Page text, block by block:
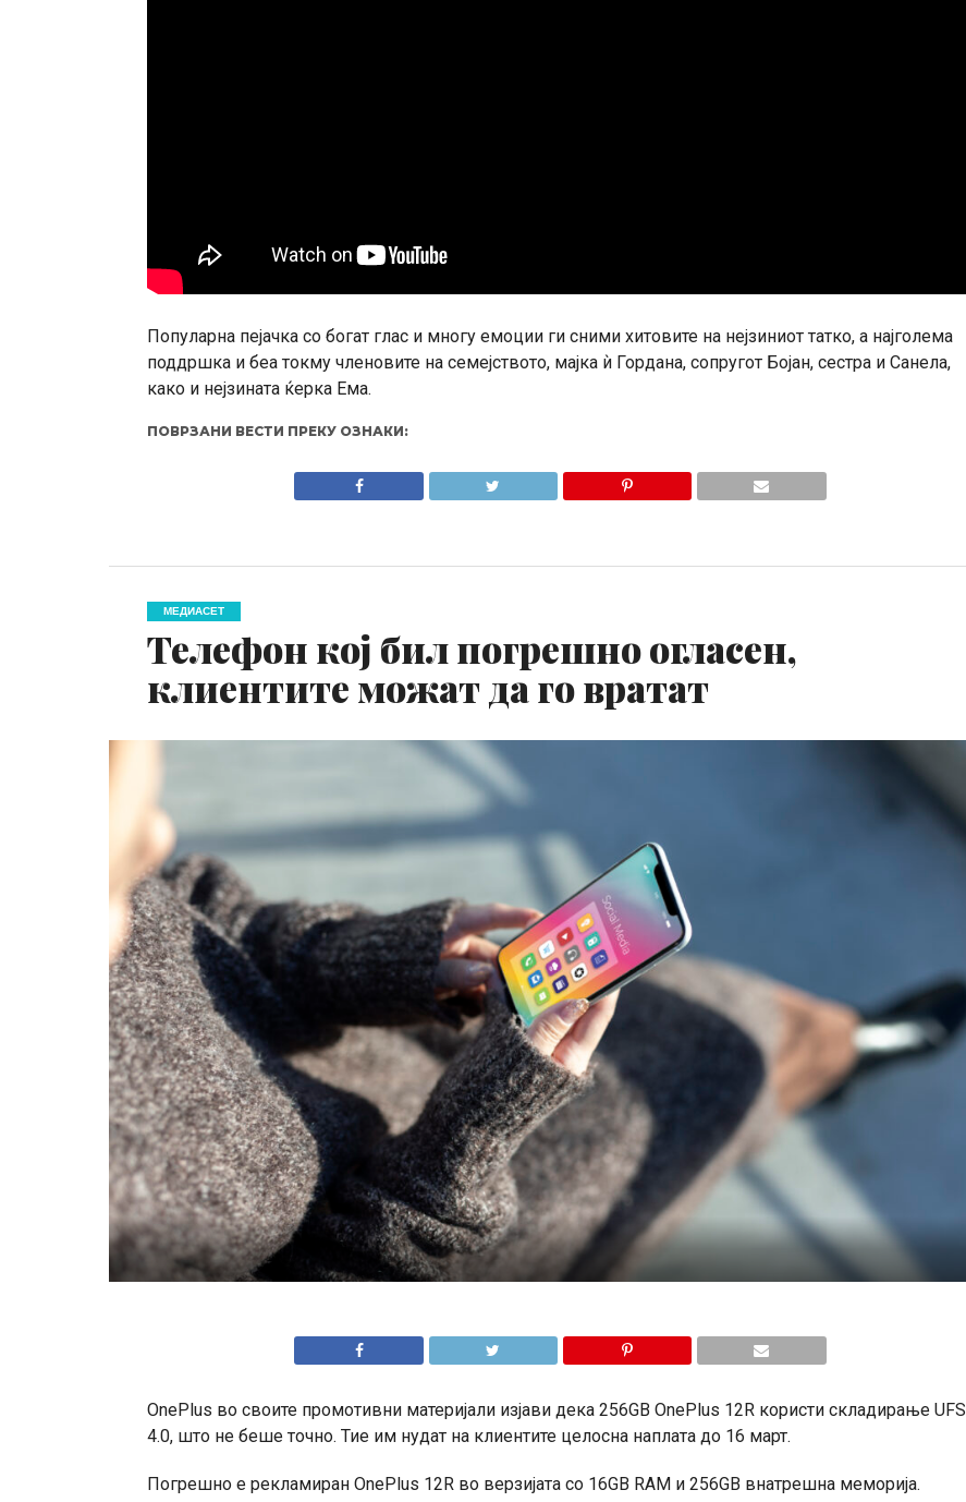
Популарна пејачка со богат глас и многу емоции ги сними хитовите на нејзиниот татко, а најголема
поддршка и беа токму членовите на семејството, мајка ѝ Гордана, сопругот Бојан, сестра и Санела,
како и нејзината ќерка Ема.
ПОВРЗАНИ ВЕСТИ ПРЕКУ ОЗНАКИ:
МЕДИАСЕТ
Телефон кој бил погрешно огласен,
клиентите можат да го вратат
OnePlus во своите промотивни материјали изјави дека 256GB OnePlus 12R користи складирање UFS
4.0, што не беше точно. Тие им нудат на клиентите целосна наплата до 16 март.
Погрешно е рекламиран OnePlus 12R во верзијата со 16GB RAM и 256GB внатрешна меморија.